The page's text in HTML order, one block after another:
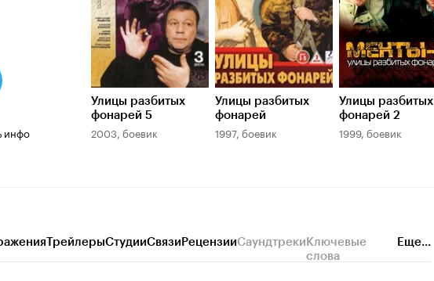
инфо
Улицы разбитых
фонарей 5
2003, боевик
Улицы разбитых
фонарей
1997, боевик
Улицы разбитых
фонарей 2
1999, боевик
ТрейлерыСтудииСвязиРецензииСаундтрекиКлючевые
слова
Еще...